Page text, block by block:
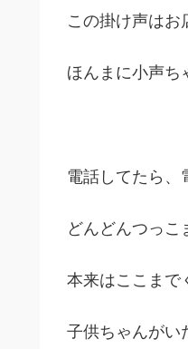
この掛け声はお
ほんまに小声ち
電話してたら、
どんどんつっこ
本来はここまで
子供ちゃんがい